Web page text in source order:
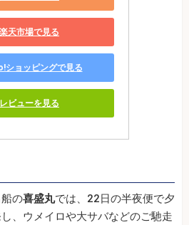
楽天市場で見る
ショッピングで見る
レビューを見る
の喜盛丸では、22日の半夜便で夕
、ウメイロや大サバなどのご馳走